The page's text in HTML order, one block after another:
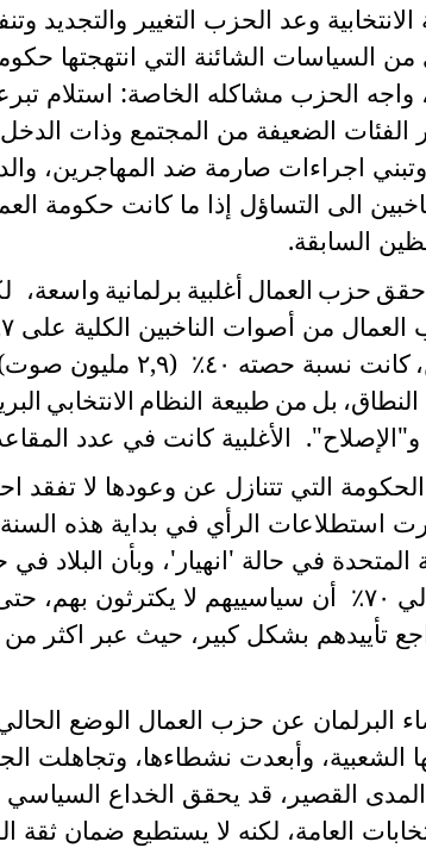
الانتخابية وعد الحزب التغيير والتجديد
السياسات الشائنة التي انتهجتها
الحزب مشاكله الخاصة: استلام
الضعيفة من المجتمع وذات الدخل
اجراءات صارمة ضد المهاجرين،
الى التساؤل إذا ما كانت حكومة
السابقة.
حقق حزب العمال أغلبية برلمانية واسعة،
أصوات الناخبين الكلية على ٣٣,٧ (٩,٧ مليون
كانت نسبة حصته ٤٠٪؜ (٢,٩ مليون صوت
النطاق، بل من طبيعة النظام الانتخابي
الأغلبية كانت في عدد
التي تتنازل عن وعودها لا
سنوات، ويشعر حوالي ٧٠٪؜ أن سياسييهم لا
في ٢٠٢٤ تراجع تأييدهم بشكل كبير، حيث
البرلمان عن حزب العمال الوضع
الشعبية، وأبعدت نشطاءها، وتجاهلت
القصير، قد يحقق الخداع السياسي
العامة، لكنه لا يستطيع ضمان ثقة